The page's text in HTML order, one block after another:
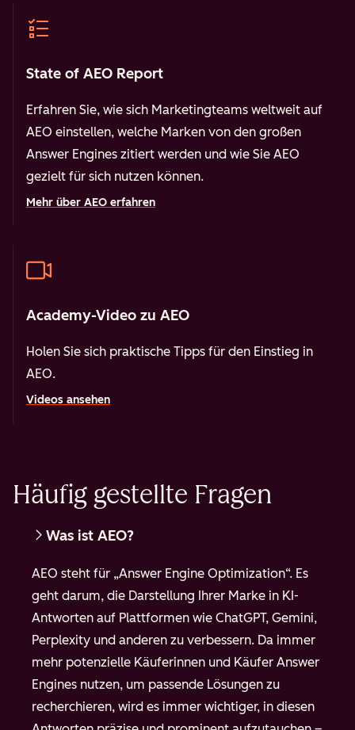
State of AEO Report
Erfahren Sie, wie sich Marketingteams weltweit auf
AEO einstellen, welche Marken von den großen
Answer Engines zitiert werden und wie Sie AEO
gezielt für sich nutzen können.
Mehr über AEO erfahren
Academy-Video zu AEO
Holen Sie sich praktische Tipps für den Einstieg in
AEO.
Videos ansehen
Häufig gestellte Fragen
Was ist AEO?
AEO steht für „Answer Engine Optimization“. Es
geht darum, die Darstellung Ihrer Marke in KI-
Antworten auf Plattformen wie ChatGPT, Gemini,
Perplexity und anderen zu verbessern. Da immer
mehr potenzielle Käuferinnen und Käufer Answer
Engines nutzen, um passende Lösungen zu
recherchieren, wird es immer wichtiger, in diesen